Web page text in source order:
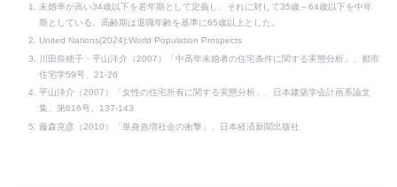
未婚率が高い34歳以下を若年期として定義し、それに対して35歳～64歳以下を中年
期としている。高齢期は退職年齢を基準に65歳以上とした。
United Nations(2024):World Population Prospects
川田奈穂子・平山洋介（2007）「中高年未婚者の住宅条件に関する実態分析」、都市
住宅学59号、21-26
平山洋介（2007）「女性の住宅所有に関する実態分析」、日本建築学会計画系論文
集、第616号、137-143
藤森克彦（2010）「単身急増社会の衝撃」、日本経済新聞出版社